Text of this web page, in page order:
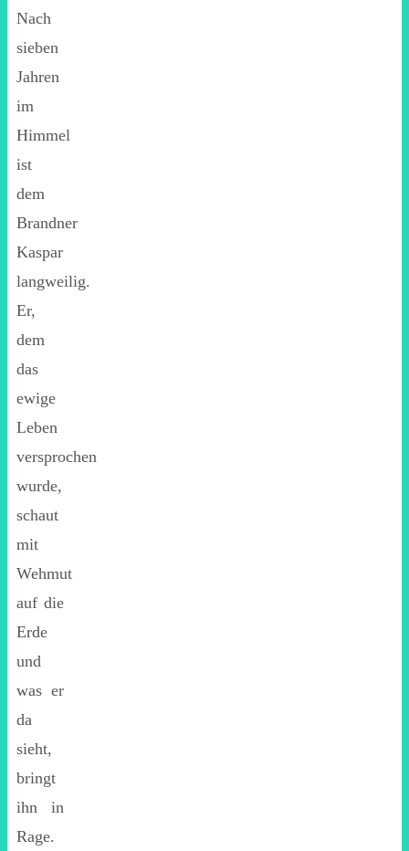
Nach
sieben
Jahren
im
Himmel
ist
dem
Brandner
Kaspar
langweilig.
Er,
dem
das
ewige
Leben
versprochen
wurde,
schaut
mit
Wehmut
auf die
Erde
und
was er
da
sieht,
bringt
ihn in
Rage.